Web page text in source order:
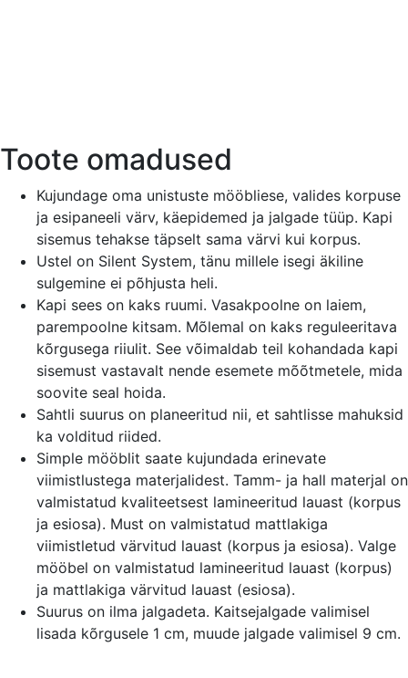
Toote omadused
Kujundage oma unistuste mööbliese, valides korpuse
ja esipaneeli värv, käepidemed ja jalgade tüüp. Kapi
sisemus tehakse täpselt sama värvi kui korpus.
Ustel on Silent System, tänu millele isegi äkiline
sulgemine ei põhjusta heli.
Kapi sees on kaks ruumi. Vasakpoolne on laiem,
parempoolne kitsam. Mõlemal on kaks reguleeritava
kõrgusega riiulit. See võimaldab teil kohandada kapi
sisemust vastavalt nende esemete mõõtmetele, mida
soovite seal hoida.
Sahtli suurus on planeeritud nii, et sahtlisse mahuksid
ka volditud riided.
Simple mööblit saate kujundada erinevate
viimistlustega materjalidest. Tamm- ja hall materjal on
valmistatud kvaliteetsest lamineeritud lauast (korpus
ja esiosa). Must on valmistatud mattlakiga
viimistletud värvitud lauast (korpus ja esiosa). Valge
mööbel on valmistatud lamineeritud lauast (korpus)
ja mattlakiga värvitud lauast (esiosa).
Suurus on ilma jalgadeta. Kaitsejalgade valimisel
lisada kõrgusele 1 cm, muude jalgade valimisel 9 cm.